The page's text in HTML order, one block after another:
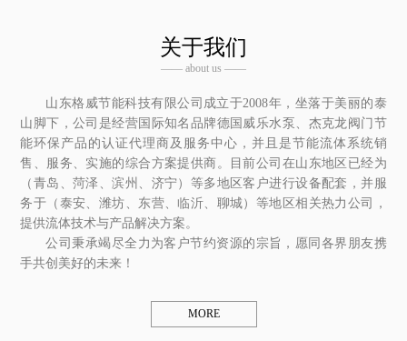
关于我们
—— about us ——
山东格威节能科技有限公司成立于2008年，坐落于美丽的泰
山脚下，公司是经营国际知名品牌德国威乐水泵、杰克龙阀门节
能环保产品的认证代理商及服务中心，并且是节能流体系统销
售、服务、实施的综合方案提供商。目前公司在山东地区已经为
（青岛、菏泽、滨州、济宁）等多地区客户进行设备配套，并服
务于（泰安、潍坊、东营、临沂、聊城）等地区相关热力公司，
提供流体技术与产品解决方案。
公司秉承竭尽全力为客户节约资源的宗旨，愿同各界朋友携
手共创美好的未来！
MORE